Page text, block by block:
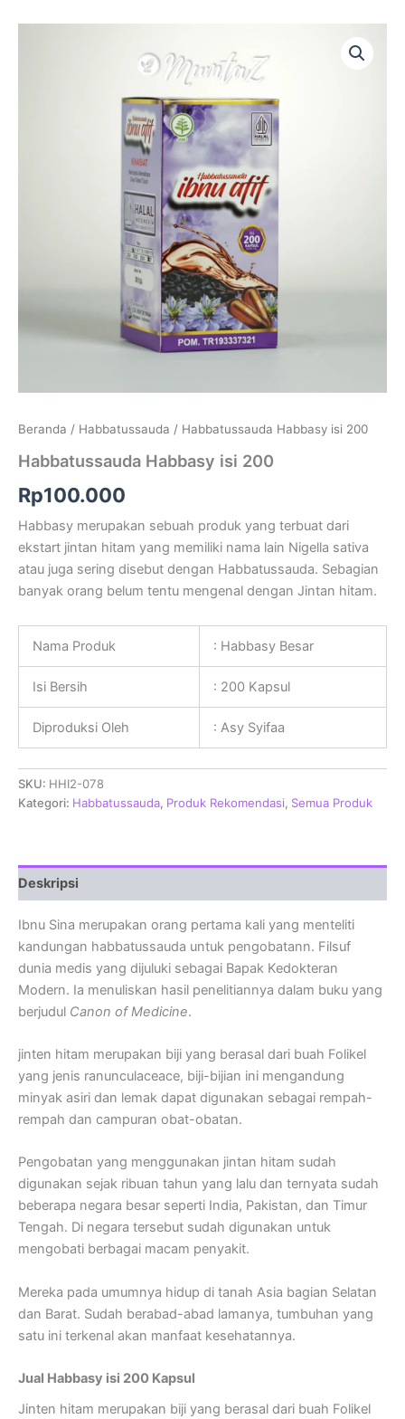
Beranda / Habbatussauda / Habbatussauda Habbasy isi 200
Habbatussauda Habbasy isi 200
Rp100.000
Habbasy merupakan sebuah produk yang terbuat dari
ekstart jintan hitam yang memiliki nama lain Nigella sativa
atau juga sering disebut dengan Habbatussauda. Sebagian
banyak orang belum tentu mengenal dengan Jintan hitam.
Nama Produk : Habbasy Besar
Isi Bersih : 200 Kapsul
Diproduksi Oleh : Asy Syifaa
SKU: HHI2-078
Kategori: Habbatussauda, Produk Rekomendasi, Semua Produk
Deskripsi
Ibnu Sina merupakan orang pertama kali yang menteliti
kandungan habbatussauda untuk pengobatann. Filsuf
dunia medis yang dijuluki sebagai Bapak Kedokteran
Modern. Ia menuliskan hasil penelitiannya dalam buku yang
berjudul Canon of Medicine.
jinten hitam merupakan biji yang berasal dari buah Folikel
yang jenis ranunculaceace, biji-bijian ini mengandung
minyak asiri dan lemak dapat digunakan sebagai rempah-
rempah dan campuran obat-obatan.
Pengobatan yang menggunakan jintan hitam sudah
digunakan sejak ribuan tahun yang lalu dan ternyata sudah
beberapa negara besar seperti India, Pakistan, dan Timur
Tengah. Di negara tersebut sudah digunakan untuk
mengobati berbagai macam penyakit.
Mereka pada umumnya hidup di tanah Asia bagian Selatan
dan Barat. Sudah berabad-abad lamanya, tumbuhan yang
satu ini terkenal akan manfaat kesehatannya.
Jual Habbasy isi 200 Kapsul
Jinten hitam merupakan biji yang berasal dari buah Folikel